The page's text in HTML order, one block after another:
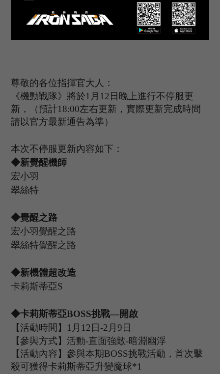
尊敬的各位指揮官大人：
《機動戰隊》將於1 月 12 日晚上進行不停服更
新，（預計1 8:00左右更新，實際更新完成時間
請以官方最新通告為準）
本次不停服更新內容如下：
◆新覺醒機師
宏小羽
翠絲特
◆覺醒之路
宏小羽覺醒之路
翠絲特覺醒之路
◆新機體超改造
卡莉斯蒂亞S
◆卡莉斯蒂亞BOSS挑戰—開啟
【活動時間】 1 月 12 日-2 月9 日
【參與方式】活動-直面強敵-暗淵幽浮
【活動內容】參與本期BOSS挑戰活動，首次擊
殺可獲得卡莉斯蒂亞升變魔球*1